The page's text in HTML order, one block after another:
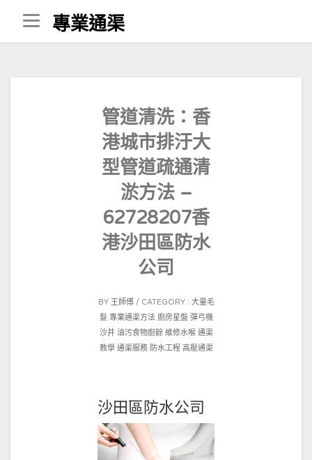
Skip
to
專業通渠
管道清洗：香
港城市排汙大
型管道疏通清
淤方法 –
62728207香
港沙田區防水
公司
BY 王師傅
POSTED
ON
2021-
10-
CATEGORY : 大量毛
髮 專業通渠方法 廚房星盤 彈弓機
沙井 油污食物廚餘 維修水喉 通渠
教學 通渠服務 防水工程 高壓通渠
沙田區防水公司